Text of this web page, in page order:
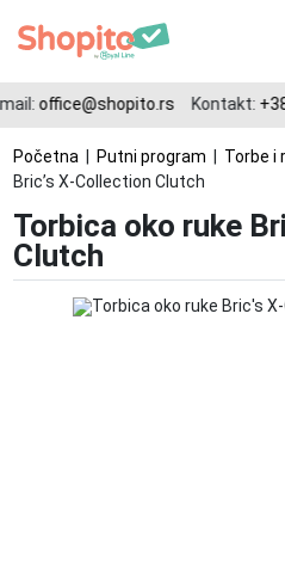
office@shopito.rs Kontakt:
Početna Putni program Torbe i
Bric’s X-Collection Clutch
Torbica oko ruke
Clutch